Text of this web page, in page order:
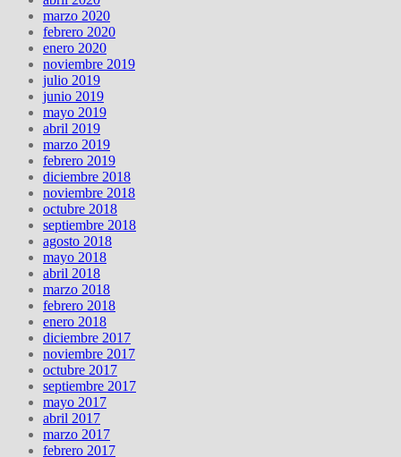
marzo 2020
febrero 2020
enero 2020
noviembre 2019
julio 2019
junio 2019
mayo 2019
abril 2019
marzo 2019
febrero 2019
diciembre 2018
noviembre 2018
octubre 2018
septiembre 2018
agosto 2018
mayo 2018
abril 2018
marzo 2018
febrero 2018
enero 2018
diciembre 2017
noviembre 2017
octubre 2017
septiembre 2017
mayo 2017
abril 2017
marzo 2017
febrero 2017